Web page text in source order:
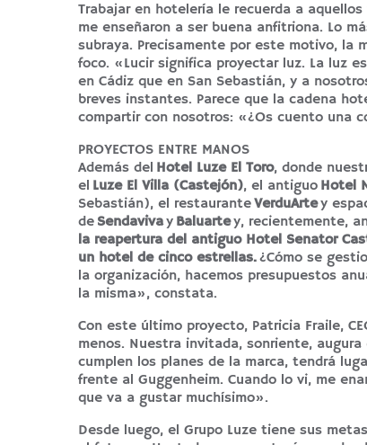
Trabajar en hotelería le recuerda a
me enseñaron a ser buena anfitriona. Lo
subraya. Precisamente por este motivo, la
foco. «Lucir significa proyectar luz. La luz
en Cádiz que en San Sebastián, y a
breves instantes. Parece que la cadena
compartir con nosotros: «¿Os cuento una
PROYECTOS ENTRE MANOS
Además del Hotel Luze El Toro, donde
el Luze El Villa (Castejón), el antiguo Hotel
Sebastián), el restauranteVerduArtey
de Sendavivay Baluartey, recientemente,
la reapertura del antiguo Hotel Senator
un hotel de cinco estrellas.¿Cómo se
la organización, hacemos presupuestos
la misma», constata.
Con este último proyecto, Patricia Fraile,
menos. Nuestra invitada, sonriente,
cumplen los planes de la marca, tendrá
frente al Guggenheim. Cuando lo vi, me
que va a gustar muchísimo».
Desde luego, el Grupo Luze tiene sus